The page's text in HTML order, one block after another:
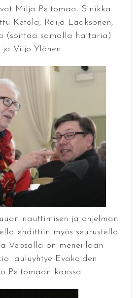
Milja Peltomaa, Sinikka
Ketola, Raija Laaksonen,
(soittaa samalla haitaria)
ja Viljo Ylönen.
nauttimisen ja ohjelman
ehdittiin myös seurustella.
Vepsällä on meneillään
lauluyhtye Evakoiden
Peltomaan kanssa.